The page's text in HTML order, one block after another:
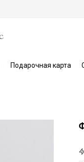
Подарочная карта